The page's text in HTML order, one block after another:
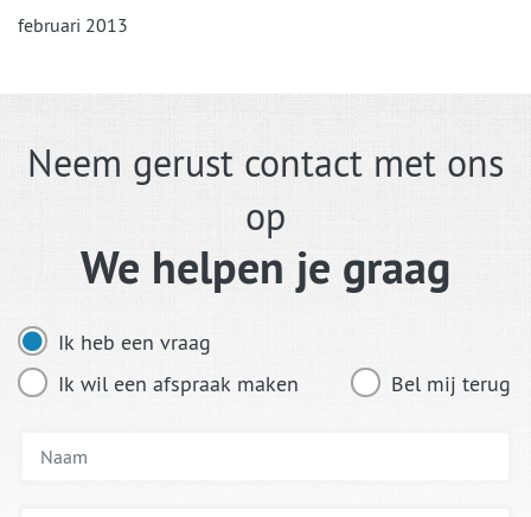
februari 2013
Neem gerust contact met ons
op
We helpen je graag
Ik heb een vraag
Ik wil een afspraak maken
Bel mij terug